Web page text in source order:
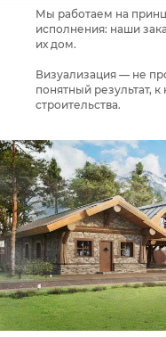
⁣Мы работаем на
исполнения: наши
их дом.
Визуализация — не
понятный результат,
строительства.